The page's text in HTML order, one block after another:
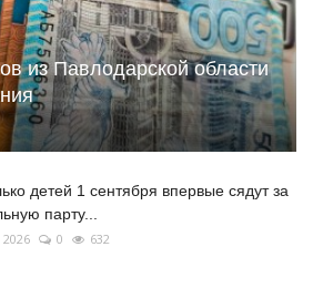
из Павлодарской области
детей 1 сентября впервые сядут за
парту...
2026 0 632